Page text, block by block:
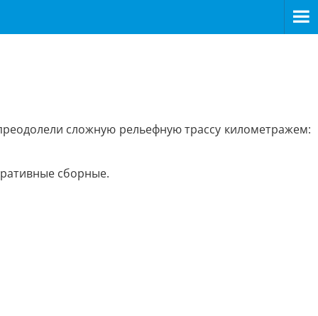
сложную рельефную трассу километражем:
сборные.